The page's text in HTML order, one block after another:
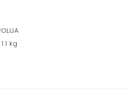
1.1 kg